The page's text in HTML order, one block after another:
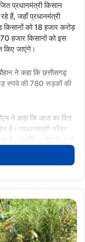
प्रधानमंत्री किसान
हैं, जहाँ प्रधानमंत्री
को 18 हजार करोड़
हजार किसानों को इस
जाएंगे।
ने कहा कि छत्तीसगढ़
रुपये की 780 सड़कों की
ने कहा कि आज का दिन
है। प्रधानमंत्री नरेंद्र
आभार जताया।